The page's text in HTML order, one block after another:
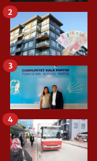
2
3
4